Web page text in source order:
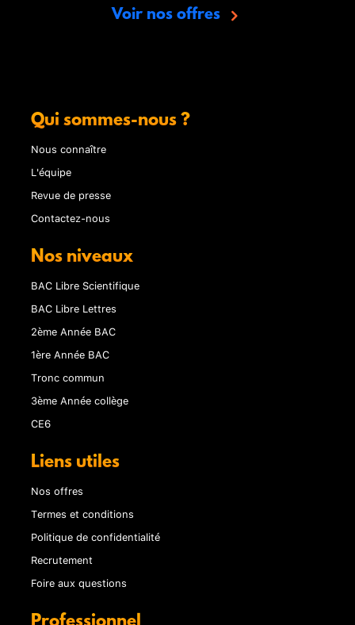
Voir nos offres
Qui sommes-nous ?
Nous connaître
L'équipe
Revue de presse
Contactez-nous
Nos niveaux
BAC Libre Scientifique
BAC Libre Lettres
2ème Année BAC
1ère Année BAC
Tronc commun
3ème Année collège
CE6
Liens utiles
Nos offres
Termes et conditions
Politique de confidentialité
Recrutement
Foire aux questions